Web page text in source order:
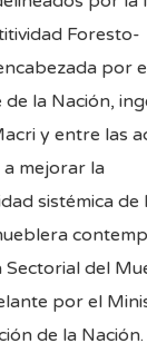
Foresto-
por
de la Nación,
y entre las
mejorar la
sistémica de
Sectorial del
por el
de la Nación.